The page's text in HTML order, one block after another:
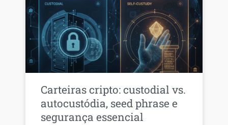
Carteiras cripto: custodial vs.
autocustódia, seed phrase e
segurança essencial